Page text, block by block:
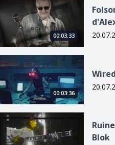
Folsom Prison Blues
00:03:33
Wired de Vladek
00:03:36
Ruines de Stéphane Blok
Blok